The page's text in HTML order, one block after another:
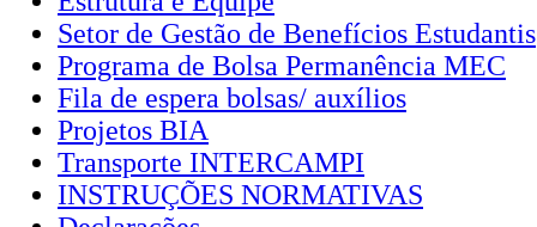
Setor de Gestão de Benefícios Estudantis
Programa de Bolsa Permanência MEC
Fila de espera bolsas/ auxílios
Projetos BIA
Transporte INTERCAMPI
INSTRUÇÕES NORMATIVAS